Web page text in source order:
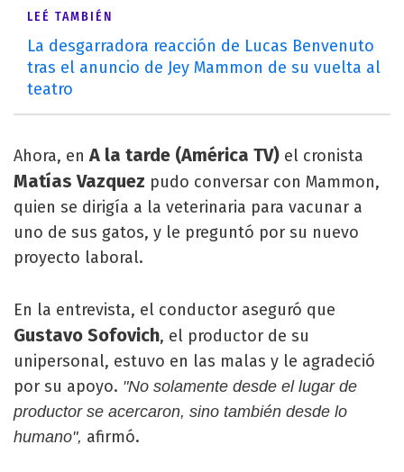
LEÉ TAMBIÉN
La desgarradora reacción de Lucas Benvenuto
tras el anuncio de Jey Mammon de su vuelta al
teatro
Ahora, enA la tarde (América TV) el cronista
Matías Vazquez pudo conversar con Mammon,
quien se dirigía a la veterinaria para vacunar a
uno de sus gatos, y le preguntó por su nuevo
proyecto laboral.
En la entrevista, el conductor aseguró que
Gustavo Sofovich, el productor de su
unipersonal, estuvo en las malas y le agradeció
por su apoyo. "No solamente desde el lugar de
productor se acercaron, sino también desde lo
humano", afirmó.